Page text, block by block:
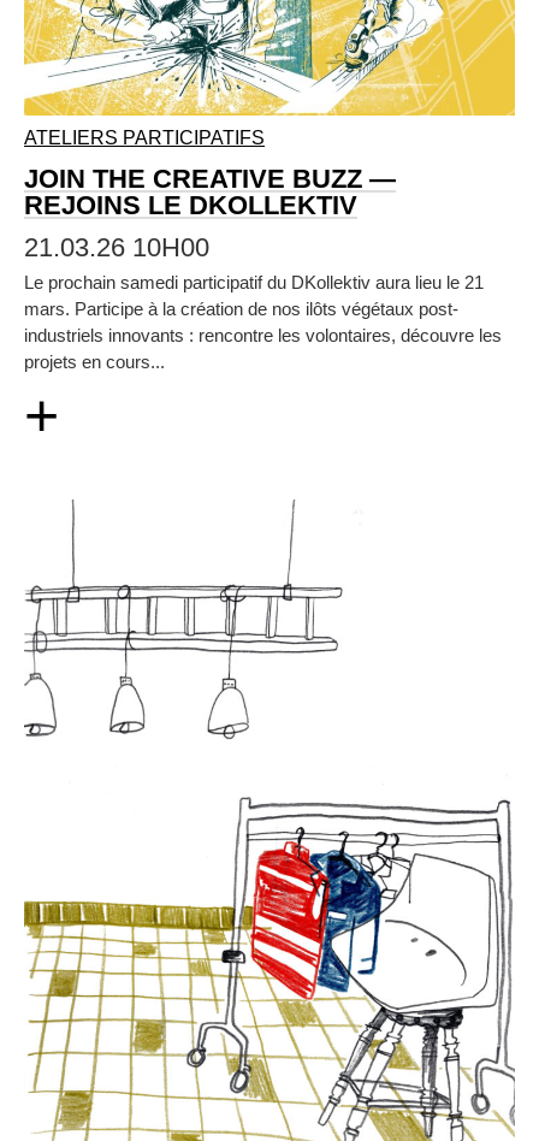
ATELIERS PARTICIPATIFS
JOIN THE CREATIVE BUZZ —
REJOINS LE DKOLLEKTIV
21.03.26 10H00
Le prochain samedi participatif du DKollektiv aura lieu le 21
mars. Participe à la création de nos ilôts végétaux post-
industriels innovants : rencontre les volontaires, découvre les
projets en cours...
+